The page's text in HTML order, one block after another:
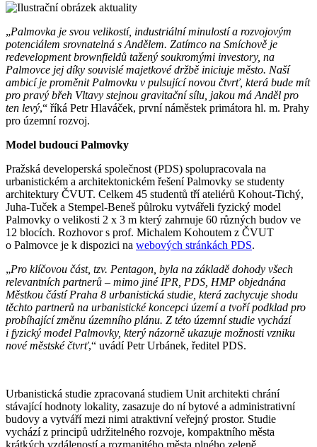
„Palmovka je svou velikostí, industriální minulostí a rozvojovým
potenciálem srovnatelná s Andělem. Zatímco na Smíchově je
redevelopment brownfieldů tažený soukromými investory, na
Palmovce jej díky souvislé majetkové držbě iniciuje město. Naší
ambicí je proměnit Palmovku v pulsující novou čtvrť, která bude mít
pro pravý břeh Vltavy stejnou gravitační sílu, jakou má Anděl pro
ten levý,“ říká Petr Hlaváček, první náměstek primátora hl. m. Prahy
pro územní rozvoj.
Model budoucí Palmovky
Pražská developerská společnost (PDS) spolupracovala na
urbanistickém a architektonickém řešení Palmovky se studenty
architektury ČVUT. Celkem 45 studentů tří ateliérů Kohout-Tichý,
Juha-Tuček a Stempel-Beneš půlroku vytvářeli fyzický model
Palmovky o velikosti 2 x 3 m který zahrnuje 60 různých budov ve
12 blocích. Rozhovor s prof. Michalem Kohoutem z ČVUT
o Palmovce je k dispozici na webových stránkách PDS.
„Pro klíčovou část, tzv. Pentagon, byla na základě dohody všech
relevantních partnerů – mimo jiné IPR, PDS, HMP objednána
Městkou částí Praha 8 urbanistická studie, která zachycuje shodu
těchto partnerů na urbanistické koncepci území a tvoří podklad pro
probíhající změnu územního plánu. Z této územní studie vychází
i fyzický model Palmovky, který názorně ukazuje možnosti vzniku
nové městské čtvrť,“ uvádí Petr Urbánek, ředitel PDS.
Urbanistická studie zpracovaná studiem Unit architekti chrání
stávající hodnoty lokality, zasazuje do ní bytové a administrativní
budovy a vytváří mezi nimi atraktivní veřejný prostor. Studie
vychází z principů udržitelného rozvoje, kompaktního města